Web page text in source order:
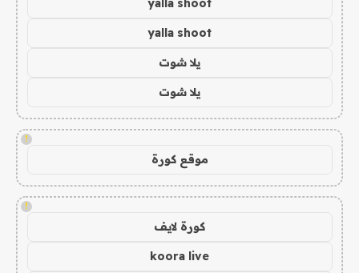
yalla shoot
يلا شوت
يلا شوت
!
موقع كورة
!
كورة لايف
koora live